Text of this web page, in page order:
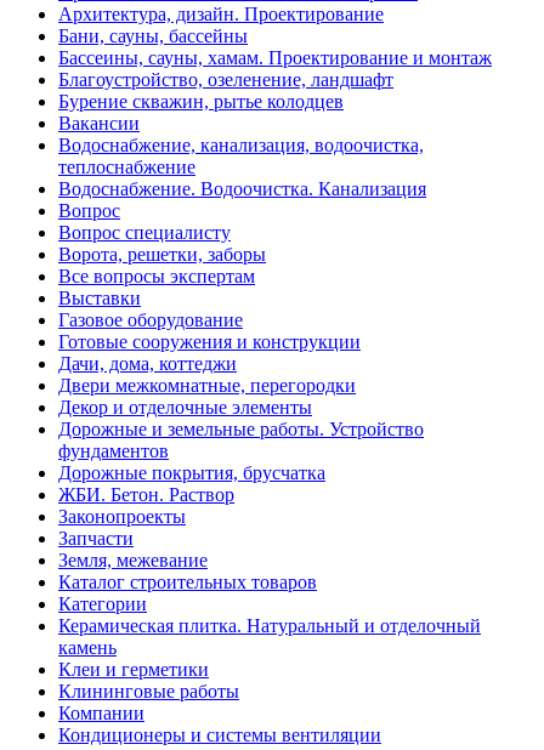
Архитектура, дизайн. Проектирование
Бани, сауны, бассейны
Бассеины, сауны, хамам. Проектирование и монтаж
Благоустройство, озеленение, ландшафт
Бурение скважин, рытье колодцев
Вакансии
Водоснабжение, канализация, водоочистка,
теплоснабжение
Водоснабжение. Водоочистка. Канализация
Вопрос
Вопрос специалисту
Ворота, решетки, заборы
Все вопросы экспертам
Выставки
Газовое оборудование
Готовые сооружения и конструкции
Дачи, дома, коттеджи
Двери межкомнатные, перегородки
Декор и отделочные элементы
Дорожные и земельные работы. Устройство
фундаментов
Дорожные покрытия, брусчатка
ЖБИ. Бетон. Раствор
Законопроекты
Запчасти
Земля, межевание
Каталог строительных товаров
Категории
Керамическая плитка. Натуральный и отделочный
камень
Клеи и герметики
Клининговые работы
Компании
Кондиционеры и системы вентиляции